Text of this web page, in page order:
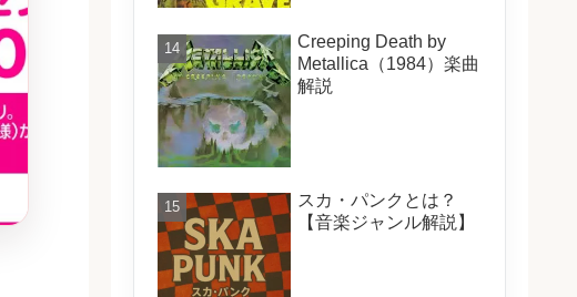
Creeping Death by
Metallica（1984）楽曲
解説
スカ・パンクとは？
【音楽ジャンル解説】